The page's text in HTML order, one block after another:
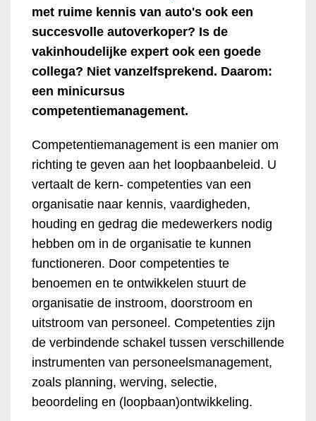
met ruime kennis van auto's ook een
succesvolle autoverkoper? Is de
vakinhoudelijke expert ook een goede
collega? Niet vanzelfsprekend. Daarom:
een minicursus
competentiemanagement.
Competentiemanagement is een manier om
richting te geven aan het loopbaanbeleid. U
vertaalt de kern- competenties van een
organisatie naar kennis, vaardigheden,
houding en gedrag die medewerkers nodig
hebben om in de organisatie te kunnen
functioneren. Door competenties te
benoemen en te ontwikkelen stuurt de
organisatie de instroom, doorstroom en
uitstroom van personeel. Competenties zijn
de verbindende schakel tussen verschillende
instrumenten van personeelsmanagement,
zoals planning, werving, selectie,
beoordeling en (loopbaan)ontwikkeling.